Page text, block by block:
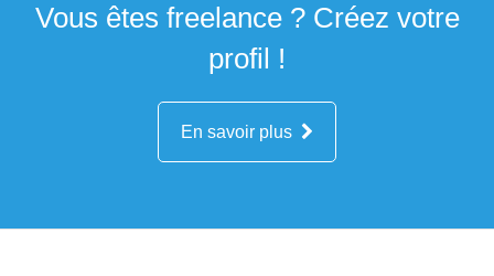
Vous êtes freelance ? Créez votre
profil !
En savoir plus